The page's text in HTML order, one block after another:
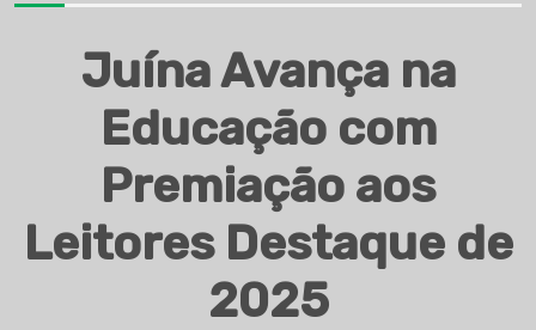
Juína Avança na
Educação com
Premiação aos
Leitores Destaque de
2025